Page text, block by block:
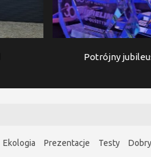
Potrójny
Ekologia Prezentacje Testy